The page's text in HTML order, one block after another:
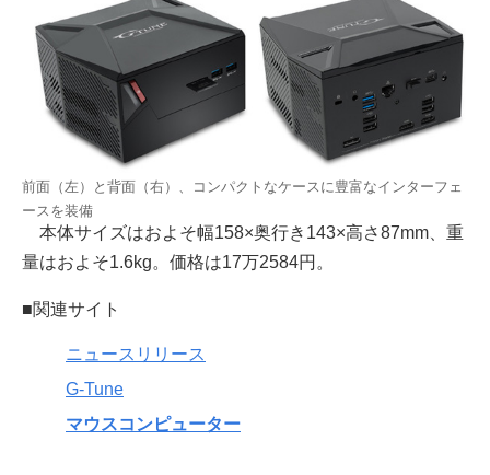
前面（左）と背面（右）、コンパクトなケースに豊富なインターフェ
ースを装備
本体サイズはおよそ幅158×奥行き143×高さ87mm、重
量はおよそ1.6kg。価格は17万2584円。
■関連サイト
ニュースリリース
G-Tune
マウスコンピューター